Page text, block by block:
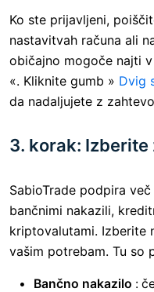
Ko ste prijavljeni,
nastavitvah računa ali
običajno mogoče najti v
«. Kliknite gumb » Dvig
da nadaljujete z
3. korak:
SabioTrade podpira
bančnimi nakazili,
kriptovalutami. Izberite
vašim potrebam. Tu so
Bančno nakazilo :